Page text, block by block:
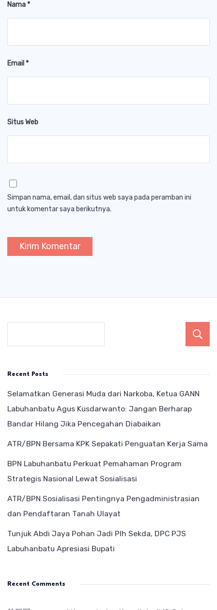
Nama*
Email*
Situs Web
Simpan nama, email, dan situs web saya pada peramban ini
untuk komentar saya berikutnya.
Recent Posts
Selamatkan Generasi Muda dari Narkoba, Ketua GANN
Labuhanbatu Agus Kusdarwanto: Jangan Berharap
Bandar Hilang Jika Pencegahan Diabaikan
ATR/BPN Bersama KPK Sepakati Penguatan Kerja Sama
BPN Labuhanbatu Perkuat Pemahaman Program
Strategis Nasional Lewat Sosialisasi
ATR/BPN Sosialisasi Pentingnya Pengadministrasian
dan Pendaftaran Tanah Ulayat
Tunjuk Abdi Jaya Pohan Jadi Plh Sekda, DPC PJS
Labuhanbatu Apresiasi Bupati
Recent Comments